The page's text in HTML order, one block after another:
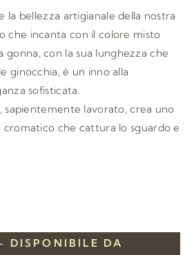
la bellezza artigianale della nostra
che incanta con il colore misto
gonna, con la sua lunghezza che
ginocchia, è un inno alla
sofisticata.
sapientemente lavorato, crea uno
che cattura lo sguardo e
DISPONIBILE DA